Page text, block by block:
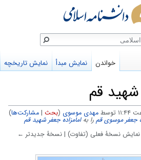
شهید قم
مهدی موسوی (بحث |مشارکت‌ها)
جعفر موسوی قم را بهامامزاده جعفر شهید قم
نسخهٔ فعلی (تفاوت) | نسخهٔ جدیدتر ←
خواندن نمایش مبدأ نمایش تاریخچه